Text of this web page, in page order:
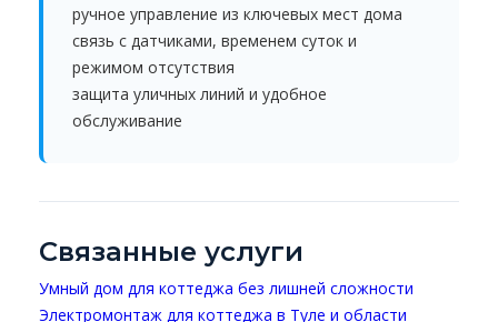
ручное управление из ключевых мест дома
связь с датчиками, временем суток и
режимом отсутствия
защита уличных линий и удобное
обслуживание
Связанные услуги
Умный дом для коттеджа без лишней сложности
Электромонтаж для коттеджа в Туле и области